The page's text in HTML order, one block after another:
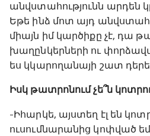
անվստահությունն արդեն
Եթե ինձ մոտ այդ
միայն իմ կարծիքը չէ, դա
խաղընկերների ու
ես կկարողանայի շատ
Իսկ թատրոնում չե՞ն
-Իհարկե, այստեղ էլ են
ուսումնարանից կոփված եմ